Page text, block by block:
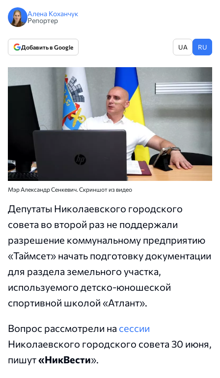
Алена Коханчук
Репортер
Добавить в Google UA RU
Мэр Александр Сенкевич. Скриншот из видео
Депутаты Николаевского городского
совета во второй раз не поддержали
разрешение коммунальному предприятию
«Таймсет» начать подготовку документации
для раздела земельного участка,
используемого детско-юношеской
спортивной школой «Атлант».
Вопрос рассмотрели на сессии
Николаевского городского совета 30 июня,
пишут«НикВести».